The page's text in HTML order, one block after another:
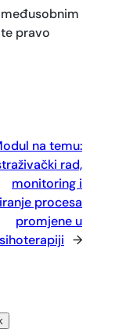
pravo
na temu:
rad,
monitoring i
procesa
promjene u
→